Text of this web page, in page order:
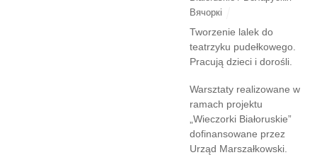
Вячоркі
Tworzenie lalek do
teatrzyku pudełkowego.
Pracują dzieci i dorośli.
Warsztaty realizowane w
ramach projektu
„Wieczorki Białoruskie”
dofinansowane przez
Urząd Marszałkowski.